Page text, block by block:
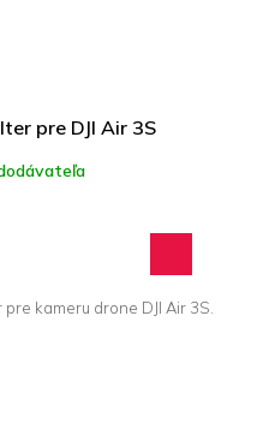
pre DJI Air 3S
kameru drone DJI Air 3S.